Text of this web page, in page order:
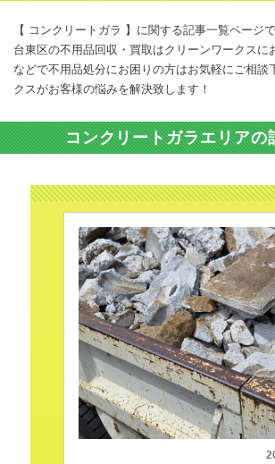
【 コンクリートガラ 】に関する記事一覧ページで
台東区の不用品回収・買取はクリーンワークスに
などで不用品処分にお困りの方はお気軽にご相談
クスがお客様の悩みを解決致します！
コンクリートガラエリアの